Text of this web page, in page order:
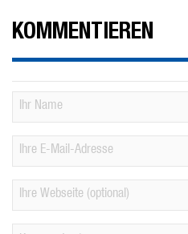
KOMMENTIEREN